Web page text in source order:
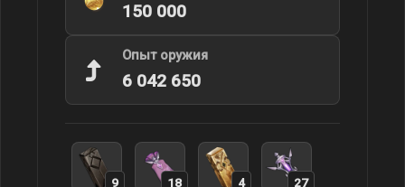
150 000
Опыт оружия
6 042 650
9 18 4 27